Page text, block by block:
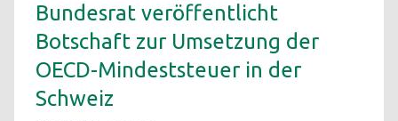
Bundesrat veröffentlicht
Botschaft zur Umsetzung der
OECD-Mindeststeuer in der
Schweiz